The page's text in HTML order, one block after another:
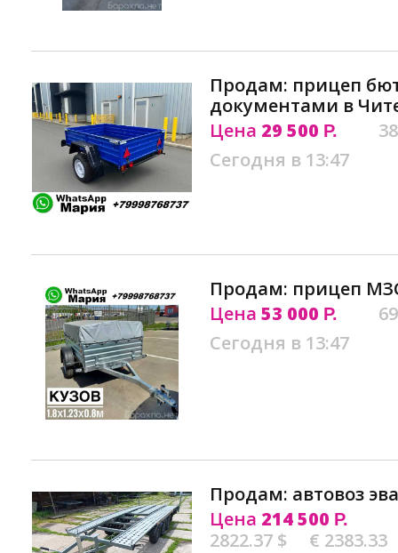
Продам: прицеп
документами в
Цена 29 500 Р.
Сегодня в 13:47
Продам: прицеп
Цена 53 000 Р.
Сегодня в 13:47
Продам: автовоз
Цена 214 500 Р.
2822.37 $
€ 2383.33